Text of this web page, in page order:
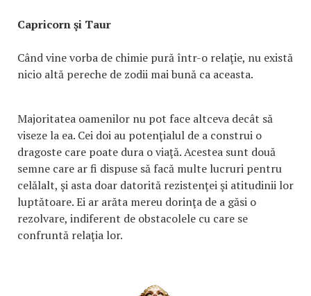
Capricorn şi Taur
Când vine vorba de chimie pură într-o relaţie, nu există
nicio altă pereche de zodii mai bună ca aceasta.
Majoritatea oamenilor nu pot face altceva decât să
viseze la ea. Cei doi au potenţialul de a construi o
dragoste care poate dura o viaţă. Acestea sunt două
semne care ar fi dispuse să facă multe lucruri pentru
celălalt, şi asta doar datorită rezistenţei şi atitudinii lor
luptătoare. Ei ar arăta mereu dorinţa de a găsi o
rezolvare, indiferent de obstacolele cu care se
confruntă relaţia lor.